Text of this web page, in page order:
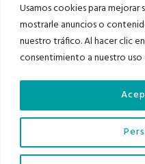
Usamos cookies para
mostrarle anuncios o
nuestro tráfico. Al hacer clic
consentimiento a nuestro uso
Asociados a
Diario del Bajo Cinca © 2023 .